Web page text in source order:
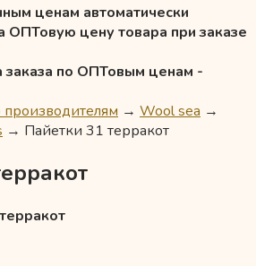
ценам автоматически
ОПТовую цену товара при заказе
заказа по ОПТовым ценам -
→ Wool sea →
→ Пайетки 31 терракот